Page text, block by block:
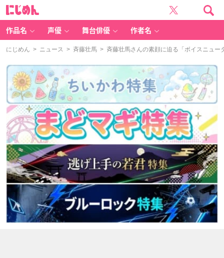
作品名 声優 舞台俳優 作者名
にじめん > ニュース > 斉藤壮馬 > 斉藤壮馬さんの素顔に迫る「ボイスニュー